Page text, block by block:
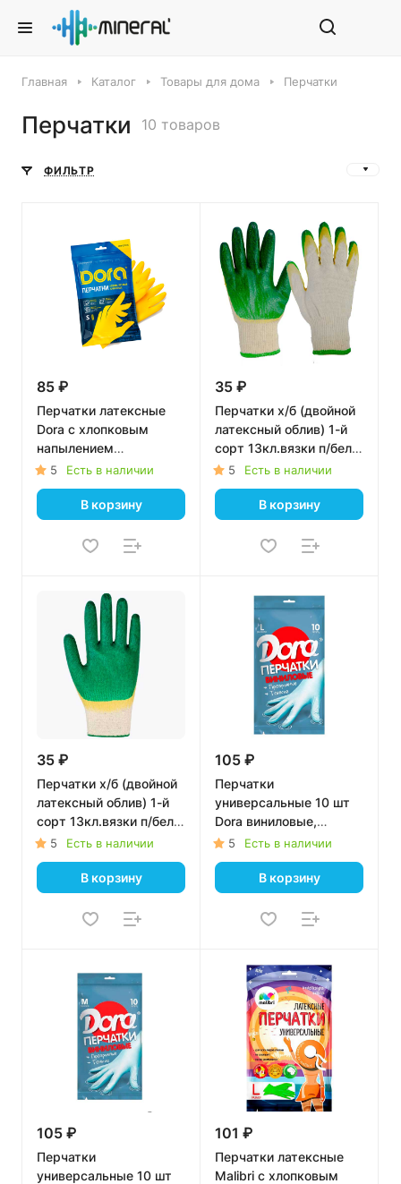
Главная Каталог Товары для дома Перчатки
Перчатки 10 товаров
ФИЛЬТР
85 ₽
Перчатки латексные
Dora с хлопковым
напылением
"Универсальные", Цвет
Желтый, Размер S,
5 Есть в наличии
В корзину
35 ₽
Перчатки х/б (двойной
латексный облив) 1-й
сорт 13кл.вязки п/бел
Оверлок/зел
5 Есть в наличии
В корзину
35 ₽
Перчатки х/б (двойной
латексный облив) 1-й
сорт 13кл.вязки п/бел
Х-нить/зел
5 Есть в наличии
В корзину
105 ₽
Перчатки
универсальные 10 шт
Dora виниловые,
размер - L
5 Есть в наличии
В корзину
105 ₽
Перчатки
универсальные 10 шт
101 ₽
Перчатки латексные
Malibri с хлопковым